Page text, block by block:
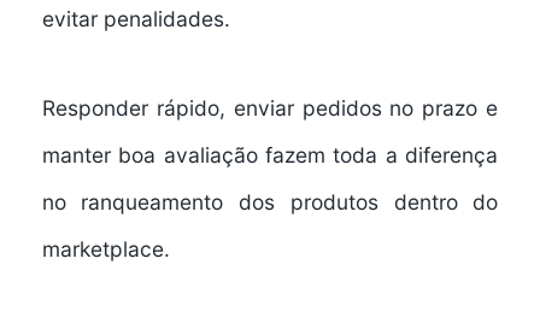
evitar penalidades.
Responder rápido, enviar pedidos no prazo e
manter boa avaliação fazem toda a diferença
no ranqueamento dos produtos dentro do
marketplace.